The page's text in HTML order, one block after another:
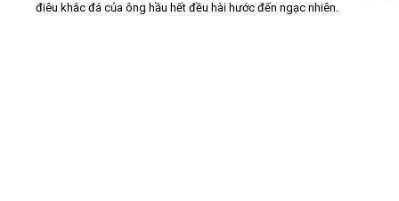
điêu khắc đá của ông hầu hết đều hài hước đến ngạc nhiên.​